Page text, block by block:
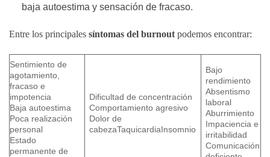
baja autoestima y sensación de fracaso.
Entre los principales síntomas del burnout podemos encontrar:
Sentimiento de
agotamiento,
fracaso e
impotencia
Baja autoestima
Poca realización
personal
Estado
permanente de
Dificultad de concentración
Comportamiento agresivo
Dolor de
cabezaTaquicardiaInsomnio
Bajo
rendimiento
Absentismo
laboral
Aburrimiento
Impaciencia e
irritabilidad
Comunicación